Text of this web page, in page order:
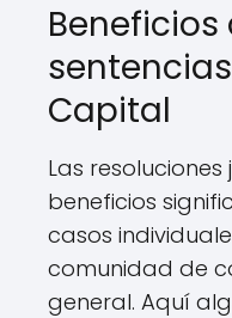
Beneficios
Capital
Las
beneficios
casos
comunidad de
general. Aquí